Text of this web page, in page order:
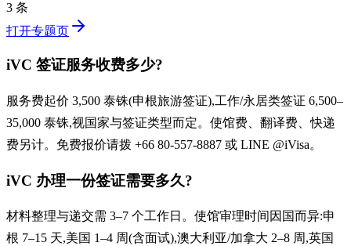
3 条
打开专题页
iVC 签证服务收费多少?
服务费起价 3,500 泰铢(申根旅游签证),工作/永居类签证 6,500–
35,000 泰铢,视国家与签证类型而定。使馆费、翻译费、快递
费另计。免费报价请拨 +66 80-557-8887 或 LINE @iVisa。
iVC 办理一份签证需要多久?
材料整理与递交需 3–7 个工作日。使馆审理时间因国而异:申
根 7–15 天,美国 1–4 周(含面试),澳大利亚/加拿大 2–8 周,英国